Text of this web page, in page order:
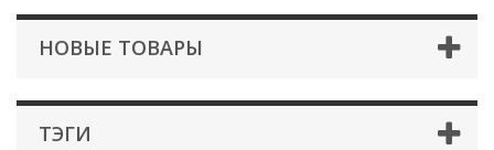
НОВЫЕ ТОВАРЫ
ТЭГИ